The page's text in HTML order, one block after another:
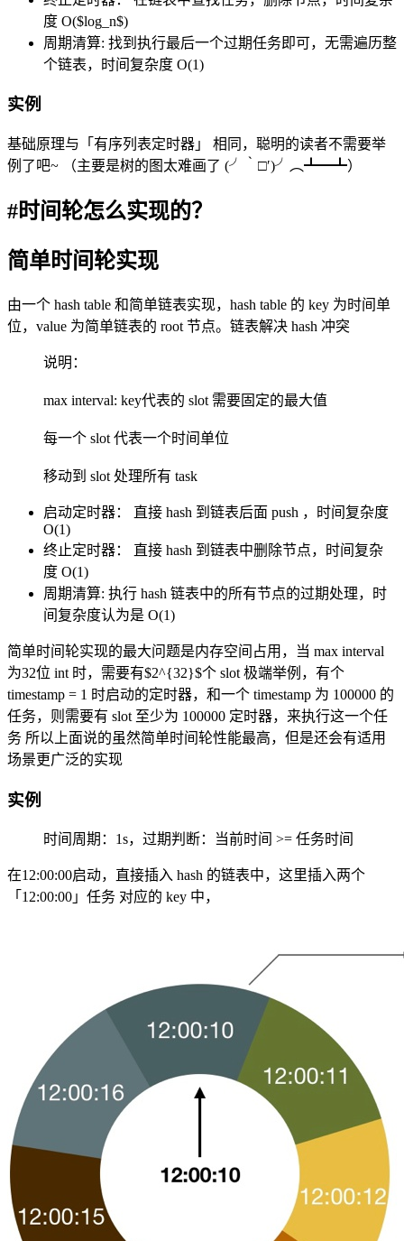
度 O($log_n$)
周期清算: 找到执行最后一个过期任务即可，无需遍历整
个链表，时间复杂度 O(1)
实例
基础原理与「有序列表定时器」 相同，聪明的读者不需要举
例了吧~ （主要是树的图太难画了 (╯‵□′)╯︵┻━┻）
#时间轮怎么实现的？
简单时间轮实现
由一个 hash table 和简单链表实现，hash table 的 key 为时间单
位，value 为简单链表的 root 节点。链表解决 hash 冲突
说明：
max interval: key代表的 slot 需要固定的最大值
每一个 slot 代表一个时间单位
移动到 slot 处理所有 task
启动定时器： 直接 hash 到链表后面 push ，时间复杂度
O(1)
终止定时器： 直接 hash 到链表中删除节点，时间复杂
度 O(1)
周期清算: 执行 hash 链表中的所有节点的过期处理，时
间复杂度认为是 O(1)
简单时间轮实现的最大问题是内存空间占用，当 max interval
为32位 int 时，需要有$2^{32}$个 slot 极端举例，有个
timestamp = 1 时启动的定时器，和一个 timestamp 为 100000 的
任务，则需要有 slot 至少为 100000 定时器，来执行这一个任
务 所以上面说的虽然简单时间轮性能最高，但是还会有适用
场景更广泛的实现
实例
时间周期：1s，过期判断：当前时间 >= 任务时间
在12:00:00启动，直接插入 hash 的链表中，这里插入两个
「12:00:00」任务 对应的 key 中，